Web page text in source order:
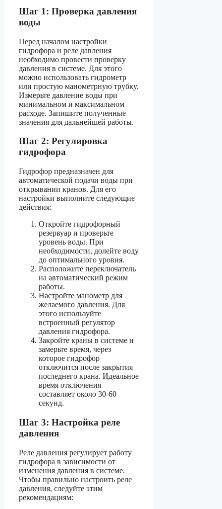
Шаг 1: Проверка давления
воды
Перед началом настройки
гидрофора и реле давления
необходимо провести проверку
давления в системе. Для этого
можно использовать гидрометр
или простую манометрную трубку.
Измерьте давление воды при
минимальном и максимальном
расходе. Запишите полученные
значения для дальнейшей работы.
Шаг 2: Регулировка
гидрофора
Гидрофор предназначен для
автоматической подачи воды при
открывании кранов. Для его
настройки выполните следующие
действия:
Откройте гидрофорный
резервуар и проверьте
уровень воды. При
необходимости, долейте воду
до оптимального уровня.
Расположите переключатель
на автоматический режим
работы.
Настройте манометр для
желаемого давления. Для
этого используйте
встроенный регулятор
давления гидрофора.
Закройте краны в системе и
замерьте время, через
которое гидрофор
отключится после закрытия
последнего крана. Идеальное
время отключения
составляет около 30-60
секунд.
Шаг 3: Настройка реле
давления
Реле давления регулирует работу
гидрофора в зависимости от
изменения давления в системе.
Чтобы правильно настроить реле
давления, следуйте этим
рекомендациям: